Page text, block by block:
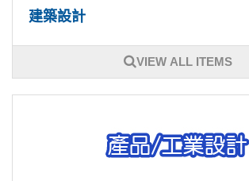
建築設計
VIEW ALL ITEMS